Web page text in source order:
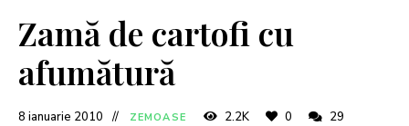
Zamă de cartofi cu
afumătură
8 ianuarie 2010 ZEMOASE 2.2K 0 29